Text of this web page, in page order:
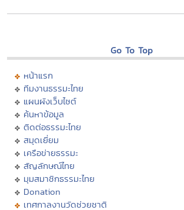
Go To Top
หน้าแรก
ทีมงานธรรมะไทย
แผนผังเว็บไซต์
ค้นหาข้อมูล
ติดต่อธรรมะไทย
สมุดเยี่ยม
เครือข่ายธรรมะ
สัญลักษณ์ไทย
มุมสมาชิกธรรมะไทย
Donation
เทศกาลงานวัดช่วยชาติ